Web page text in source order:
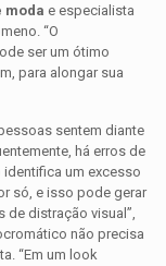
moda e especialista
“O
ser um ótimo
para alongar sua
sentem diante
há erros de
um excesso
só, e isso pode gerar
de distração visual”,
não precisa
“Em um look